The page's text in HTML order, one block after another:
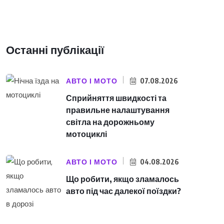
Останні публікації
АВТО І МОТО 07.08.2026
Сприйняття швидкості та
правильне налаштування
світла на дорожньому
мотоциклі
АВТО І МОТО 04.08.2026
Що робити, якщо зламалось
авто під час далекої поїздки?